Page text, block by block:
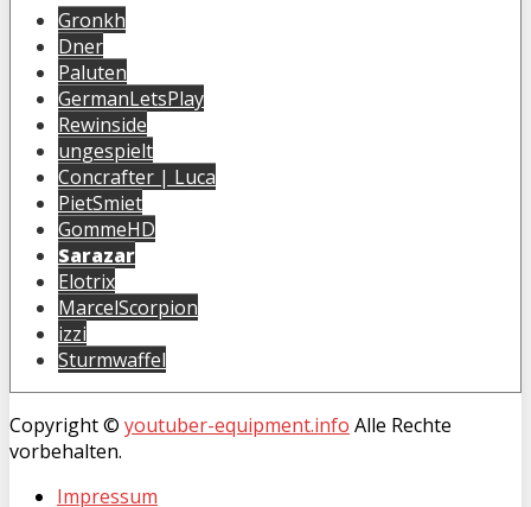
Gronkh
Dner
Paluten
GermanLetsPlay
Rewinside
ungespielt
Concrafter | Luca
PietSmiet
GommeHD
Sarazar
Elotrix
MarcelScorpion
izzi
Sturmwaffel
Copyright © youtuber-equipment.info Alle Rechte
vorbehalten.
Impressum